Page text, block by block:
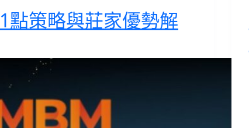
點策略與莊家優勢解